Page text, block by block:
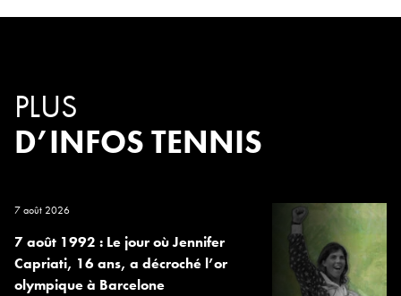
PLUS
D’INFOS TENNIS
7 août 2026
7 août 1992 : Le jour où Jennifer
Capriati, 16 ans, a décroché l’or
olympique à Barcelone